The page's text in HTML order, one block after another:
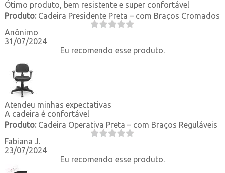
Ótimo produto, bem resistente e super confortável
Produto:Cadeira Presidente Preta – com Braços Cromados
Anônimo
31/07/2024
Eu recomendo esse produto.
Atendeu minhas expectativas
A cadeira é confortável
Produto:Cadeira Operativa Preta – com Braços Reguláveis
Fabiana J.
23/07/2024
Eu recomendo esse produto.